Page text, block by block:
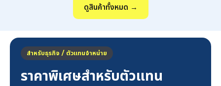
ดูสินค้าทั้งหมด →
สำหรับธุรกิจ / ตัวแทนจำหน่าย
ราคาพิเศษสำหรับตัวแทน